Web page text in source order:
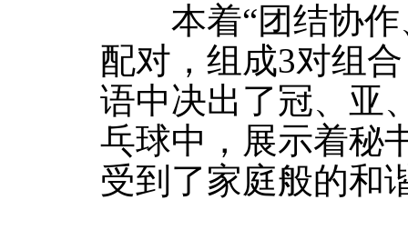
本着“团结协作
配对，组成3对组
语中决出了冠、亚
乓球中，展示着秘
受到了家庭般的和